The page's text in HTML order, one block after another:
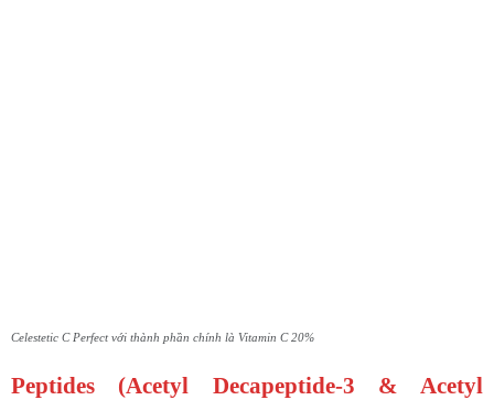
Celestetic C Perfect với thành phần chính là Vitamin C 20%
Peptides (Acetyl Decapeptide-3 & Acetyl